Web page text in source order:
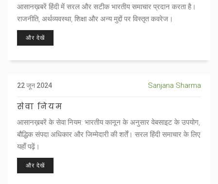
आसानख़बरें हिंदी में सरल और सटीक भारतीय समाचार प्रदान करता है।
राजनीति, अर्थव्यवस्था, शिक्षा और अन्य मुद्दों पर विस्तृत कवरेज।
और देखें
22 जून 2024 Sanjana Sharma
सेवा नियम
आसानख़बरें के सेवा नियम: भारतीय कानून के अनुसार वेबसाइट के उपयोग,
बौद्धिक संपदा अधिकार और जिम्मेदारी की शर्तें। सरल हिंदी समाचार के लिए
यहाँ पढ़ें।
और देखें